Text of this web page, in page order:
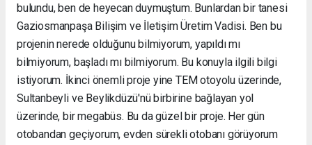
bulundu, ben de heyecan duymuştum. Bunlardan bir tanesi
Gaziosmanpaşa Bilişim ve İletişim Üretim Vadisi. Ben bu
projenin nerede olduğunu bilmiyorum, yapıldı mı
bilmiyorum, başladı mı bilmiyorum. Bu konuyla ilgili bilgi
istiyorum. İkinci önemli proje yine TEM otoyolu üzerinde,
Sultanbeyli ve Beylikdüzü'nü birbirine bağlayan yol
üzerinde, bir megabüs. Bu da güzel bir proje. Her gün
otobandan geçiyorum, evden sürekli otobanı görüyorum